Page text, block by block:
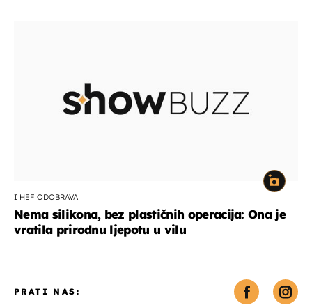
I HEF ODOBRAVA
Nema silikona, bez plastičnih operacija: Ona je
vratila prirodnu ljepotu u vilu
PRATI NAS: